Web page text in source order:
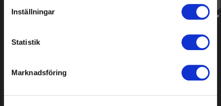
Inställningar
Statistik
Marknadsföring
qualité élevée, nous proposons des solutions qui
facilitent le quotidien à un prix accessible au plus
Informations
Åkarevägen 39
Sweden